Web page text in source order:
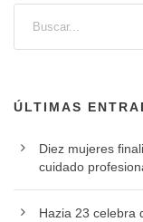
ÚLTIMAS
Diez mujeres
cuidado
Hazia 23 celebra